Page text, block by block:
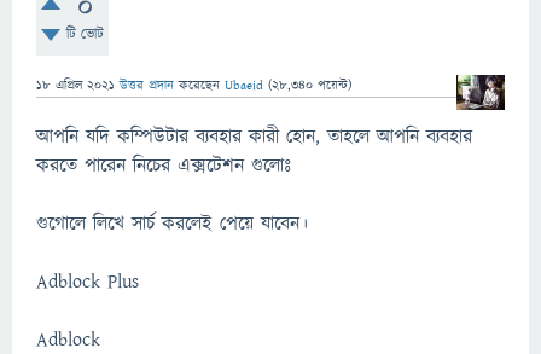
টি ভোট
18 এপ্রিল 2021 উত্তর প্রদান করেছেন Ubaeid (28,340 পয়েন্ট)
আপনি যদি কম্পিউটার ব্যবহার কারী হোন, তাহলে আপনি ব্যবহার
করতে পারেন নিচের এক্সটেশন গুলোঃ
গুগোলে লিখে সার্চ করলেই পেয়ে যাবেন।
Adblock Plus
Adblock